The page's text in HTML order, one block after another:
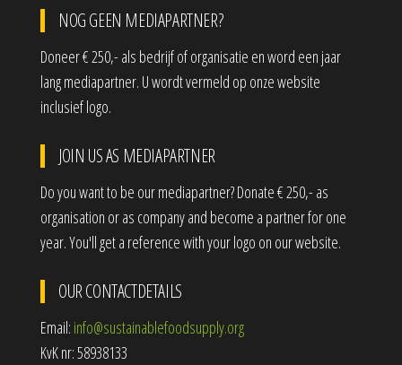
NOG GEEN MEDIAPARTNER?
Doneer € 250,- als bedrijf of organisatie en word een jaar
lang mediapartner. U wordt vermeld op onze website
inclusief logo.
JOIN US AS MEDIAPARTNER
Do you want to be our mediapartner? Donate € 250,- as
organisation or as company and become a partner for one
year. You'll get a reference with your logo on our website.
OUR CONTACTDETAILS
Email: info@sustainablefoodsupply.org
KvK nr: 58938133